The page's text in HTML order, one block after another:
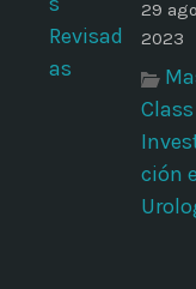
29
2023
Class
ción